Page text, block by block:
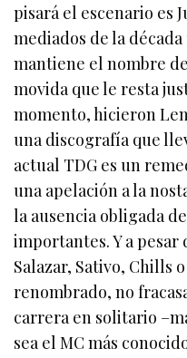
pisará el escenario es
mediados de la
mantiene el nombre
movida que le resta
momento, hicieron
una discografía que
actual TDG es un
una apelación a la
la ausencia obligada
importantes. Y a pesar
Salazar, Sativo, Chills
renombrado, no
carrera en solitario
sea el MC más